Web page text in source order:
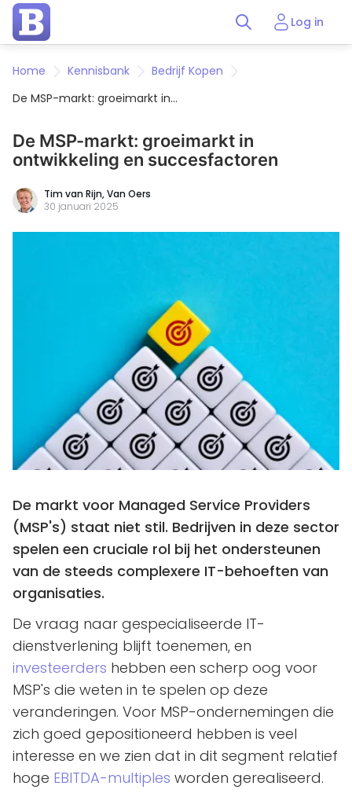
Log in
Home Kennisbank
Bedrijf Kopen
De MSP-markt: groeimarkt in
De MSP-markt: groeimarkt in
ontwikkeling en succesfactoren
Tim van Rijn,Van Oers
30 januari 2025
De markt voor Managed Service Providers
(MSP's) staat niet stil. Bedrijven in deze sector
spelen een cruciale rol bij het ondersteunen
van de steeds complexere IT-behoeften van
organisaties.
De vraag naar gespecialiseerde IT-
dienstverlening blijft toenemen, en
investeerders hebben een scherp oog voor
MSP's die weten in te spelen op deze
veranderingen. Voor MSP-ondernemingen die
zich goed gepositioneerd hebben is veel
interesse en we zien dat in dit segment relatief
hoge EBITDA-multiples worden gerealiseerd.